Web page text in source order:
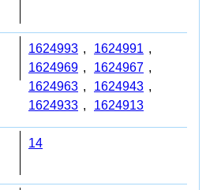
1624993 , 1624991 ,
1624969 , 1624967 ,
1624963 , 1624943 ,
1624933 , 1624913
14